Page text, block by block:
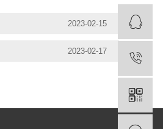
2023-02-15
2023-02-17